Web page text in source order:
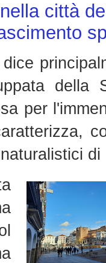
città
della
per